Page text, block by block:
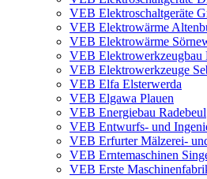
VEB Elektroschaltgeräte
VEB Elektrowärme
VEB Elektrowärme
VEB Elektrowerkzeugbau
VEB Elektrowerkzeuge
VEB Elfa Elsterwerda
VEB Elgawa Plauen
VEB Energiebau Radebeul
VEB Entwurfs- und
VEB Erfurter Mälzerei-
VEB Erntemaschinen
VEB Erste